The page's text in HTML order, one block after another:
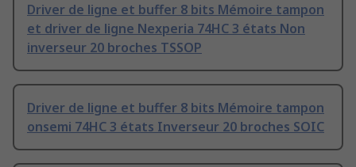
Driver de ligne et buffer 8 bits Mémoire tampon
et driver de ligne Nexperia 74HC 3 états Non
inverseur 20 broches TSSOP
Driver de ligne et buffer 8 bits Mémoire tampon
onsemi 74HC 3 états Inverseur 20 broches SOIC